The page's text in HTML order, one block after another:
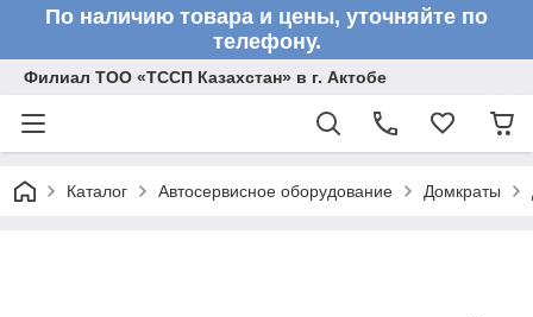
По наличию товара и цены, уточняйте по
телефону.
Филиал ТОО «ТССП Казахстан» в г. Актобе
Каталог Автосервисное оборудование Домкраты